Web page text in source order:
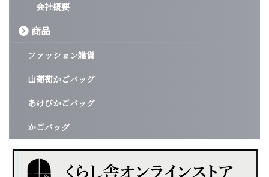
会社概要
商品
ファッション雑貨
山葡萄かごバッグ
あけびかごバッグ
かごバッグ